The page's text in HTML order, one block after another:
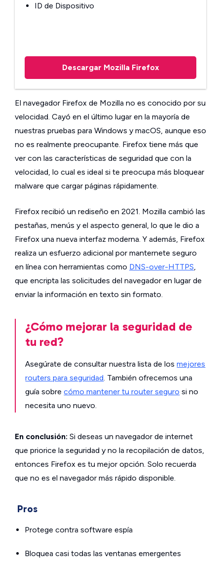
ID de Dispositivo
Descargar Mozilla Firefox
El navegador Firefox de Mozilla no es conocido por su
velocidad. Cayó en el último lugar en la mayoría de
nuestras pruebas para Windows y macOS, aunque eso
no es realmente preocupante. Firefox tiene más que
ver con las características de seguridad que con la
velocidad, lo cual es ideal si te preocupa más bloquear
malware que cargar páginas rápidamente.
Firefox recibió un rediseño en 2021. Mozilla cambió las
pestañas, menús y el aspecto general, lo que le dio a
Firefox una nueva interfaz moderna. Y además, Firefox
realiza un esfuerzo adicional por manternete seguro
en línea con herramientas como DNS-over-HTTPS,
que encripta las solicitudes del navegador en lugar de
enviar la información en texto sin formato.
¿Cómo mejorar la seguridad de
tu red?
Asegúrate de consultar nuestra lista de losmejores
routers para seguridad. También ofrecemos una
guía sobrecómo mantener tu router seguro si no
necesita uno nuevo.
En conclusión: Si deseas un navegador de internet
que priorice la seguridad y no la recopilación de datos,
entonces Firefox es tu mejor opción. Solo recuerda
que no es el navegador más rápido disponible.
Pros
Protege contra software espía
Bloquea casi todas las ventanas emergentes